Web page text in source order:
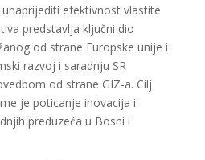
efektivnost vlastite
predstavlja ključni dio
od strane Europske unije i
razvoj i saradnju SR
od strane GIZ-a. Cilj
je poticanje inovacija i
preduzeća u Bosni i